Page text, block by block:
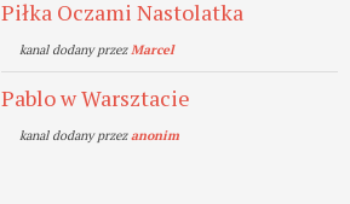
Piłka Oczami Nastolatka
kanal dodany przezMarcel
Pablo w Warsztacie
kanal dodany przezanonim